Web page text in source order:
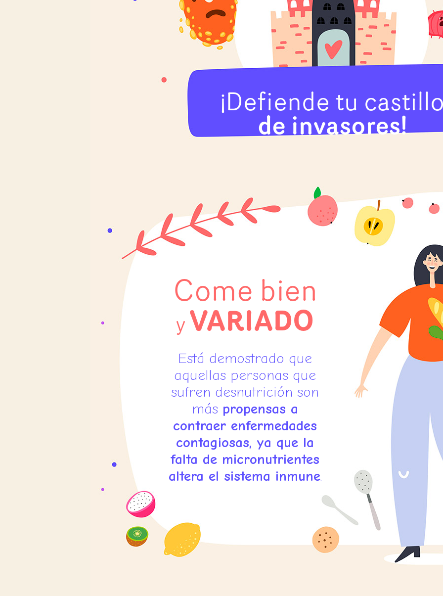
¡Defiende tu
de invasores!
Come bien
y VARIADO
Está demostrado que
aquellas personas que
sufren desnutrición son
más propensas a
contraer enfermedades
contagiosas, ya que la
falta de micronutrientes
altera el sistema inmune.